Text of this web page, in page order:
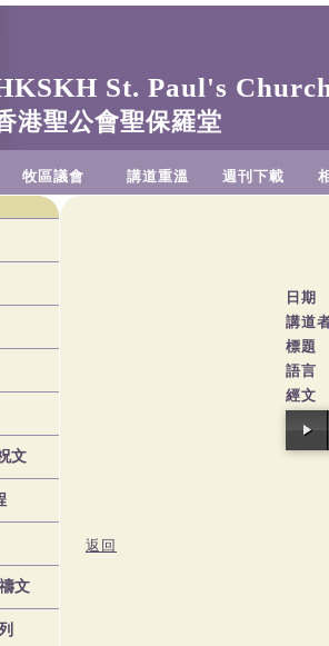
St. Paul's
港聖公會聖保羅堂
牧區議會 講道重溫 週刊下載
文
文
日期
講道
標題
語言
經文
返回